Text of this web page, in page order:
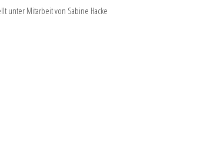
unter Mitarbeit von Sabine Hacke